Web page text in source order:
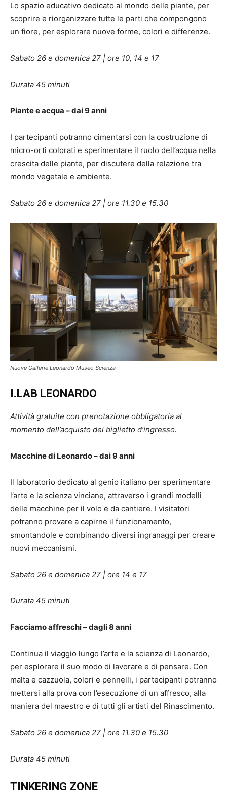
Lo spazio educativo dedicato al mondo delle piante, per
scoprire e riorganizzare tutte le parti che compongono
un fiore, per esplorare nuove forme, colori e differenze.
Sabato 26 e domenica 27 | ore 10, 14 e 17
Durata 45 minuti
Piante e acqua – dai 9 anni
I partecipanti potranno cimentarsi con la costruzione di
micro-orti colorati e sperimentare il ruolo dell’acqua nella
crescita delle piante, per discutere della relazione tra
mondo vegetale e ambiente.
Sabato 26 e domenica 27 | ore 11.30 e 15.30
Nuove Gallerie Leonardo Museo Scienza
I.LAB LEONARDO
Attività gratuite con prenotazione obbligatoria al
momento dell’acquisto del biglietto d’ingresso.
Macchine di Leonardo – dai 9 anni
Il laboratorio dedicato al genio italiano per sperimentare
l’arte e la scienza vinciane, attraverso i grandi modelli
delle macchine per il volo e da cantiere. I visitatori
potranno provare a capirne il funzionamento,
smontandole e combinando diversi ingranaggi per creare
nuovi meccanismi.
Sabato 26 e domenica 27 | ore 14 e 17
Durata 45 minuti
Facciamo affreschi – dagli 8 anni
Continua il viaggio lungo l’arte e la scienza di Leonardo,
per esplorare il suo modo di lavorare e di pensare. Con
malta e cazzuola, colori e pennelli, i partecipanti potranno
mettersi alla prova con l’esecuzione di un affresco, alla
maniera del maestro e di tutti gli artisti del Rinascimento.
Sabato 26 e domenica 27 | ore 11.30 e 15.30
Durata 45 minuti
TINKERING ZONE